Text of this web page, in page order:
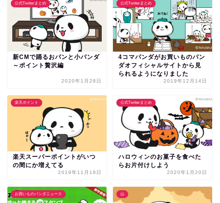
公式Twitterまとめ
新CMで踊るおパンと小パンダ
～ポイント贅沢編
2020年1月28日
公式Twitterまとめ
4コマパンダがお買いものパン
ダオフィシャルサイトから見
られるようになりました
2019年12月14日
楽天ポイント
楽天スーパーポイントがいつ
の間にか増えてる
2019年11月19日
公式Twitterまとめ
ハロウィンのお菓子を食べた
らお片付けしよう
2020年1月20日
お買いものパンダニュース 山